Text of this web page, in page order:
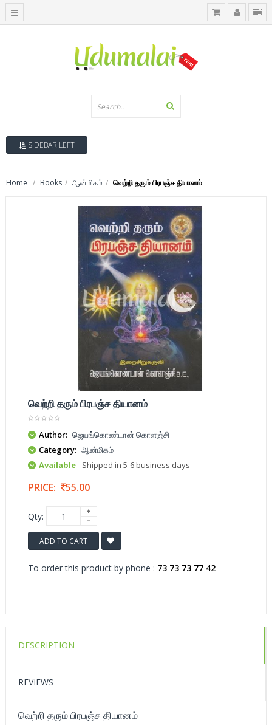
SIDEBAR LEFT
Home Books ஆன்மிகம் வெற்றி தரும் பிரபஞ்ச தியானம்
வெற்றி தரும் பிரபஞ்ச தியானம்
Author: ஜெயங்கொண்டான் கொளஞ்சி
Category: ஆன்மிகம்
Available- Shipped in 5-6 business days
PRICE: 55.00
Qty:
ADD TO CART
To order this product by phone : 73 73 73 77 42
DESCRIPTION
REVIEWS
வெற்றி தரும் பிரபஞ்ச தியானம்